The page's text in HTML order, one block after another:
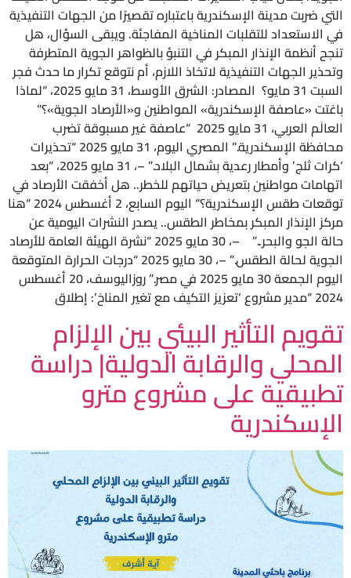
التي ضربت مدينة الإسكندرية باعتباره تقصيرًا من الجهات التنفيذية
في الاستعداد للتقلبات المناخية المفاجئة. ويبقى السؤال، هل
تنجح أنظمة الإنذار المبكر في التنبؤ بالظواهر الجوية المتطرفة
وتحذير الجهات التنفيذية لاتخاذ اللازم، أم نتوقع تكرار ما حدث فجر
السبت 31 مايو؟ المصادر: الشرق الأوسط، 31 مايو 2025، “لماذا
باغتت «عاصفة الإسكندرية» المواطنين و«الأرصاد الجوية»؟”
العالَم العربي، 31 مايو 2025 “عاصفة غير مسبوقة تضرب
محافظة الإسكندرية.” المصري اليوم، 31 مايو 2025 “تحذيرات
‘كرات ثلج’ وأمطار رعدية بشمال البلاد.” –، 31 مايو 2025، “بعد
اتهامات مواطنين بتعريض حياتهم للخطر.. هل أخفقت الأرصاد في
توقعات طقس الإسكندرية؟“ اليوم السابع، 2 أغسطس 2024 “هنا
مركز الإنذار المبكر بمخاطر الطقس.. يصدر النشرات اليومية عن
حالة الجو والبحر..” –، 30 مايو 2025 “نشرة الهيئة العامة للأرصاد
الجوية لحالة الطقس.” –، 30 مايو 2025 “درجات الحرارة المتوقعة
اليوم الجمعة 30 مايو 2025 في مصر.” روزاليوسف، 20 أغسطس
2024 “مدير مشروع ‘تعزيز التكيف مع تغير المناخ’: إطلاق
تقويم التأثير البيئي بين الإلزام
المحلي والرقابة الدولية| دراسة
تطبيقية على مشروع مترو
الإسكندرية